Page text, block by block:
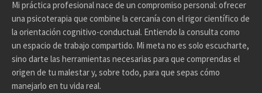
Mi práctica profesional nace de un compromiso personal: ofrecer
una psicoterapia que combine la cercanía con el rigor científico de
la orientación cognitivo-conductual. Entiendo la consulta como
un espacio de trabajo compartido. Mi meta no es solo escucharte,
sino darte las herramientas necesarias para que comprendas el
origen de tu malestar y, sobre todo, para que sepas cómo
manejarlo en tu vida real.